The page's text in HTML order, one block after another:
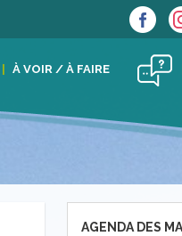
À VOIR / À FAIRE
AGENDA DES